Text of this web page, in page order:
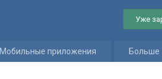
Уже
Мобильные приложения Больше